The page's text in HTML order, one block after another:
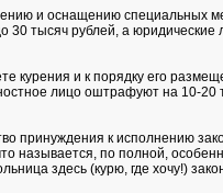
и оснащению специальных
30 тысяч рублей, а
курения и к порядку его
лицо оштрафуют на 10-20
принуждения к исполнению
называется, по полной,
здесь (курю, где хочу!)